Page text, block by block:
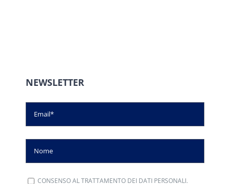
NEWSLETTER
CONSENSO AL TRATTAMENTO DEI DATI PERSONALI.